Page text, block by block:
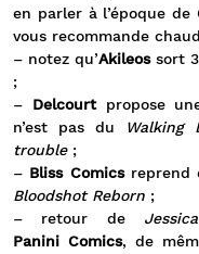
en parler à l’époque
vous recommande
– notez qu’Akileossort 3
;
– Delcourtpropose
n’est pas du
Walking
trouble;
– Bliss Comicsreprend
Bloodshot Reborn ;
– retour de
Panini Comics, de